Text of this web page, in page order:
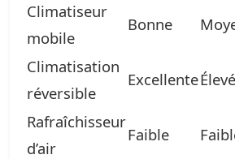
Climatiseur
mobile
Bonne
Climatisation
réversible
ExcellenteÉlevé
Rafraîchisseur
d’air
Faible